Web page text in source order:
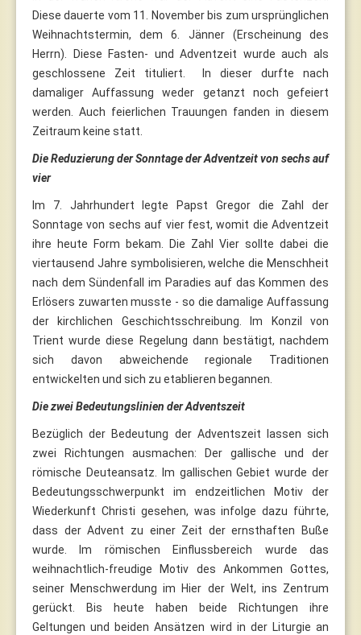
Diese dauerte vom 11. November bis zum ursprünglichen
Weihnachtstermin, dem 6. Jänner (Erscheinung des
Herrn). Diese Fasten- und Adventzeit wurde auch als
geschlossene Zeit tituliert. In dieser durfte nach
damaliger Auffassung weder getanzt noch gefeiert
werden. Auch feierlichen Trauungen fanden in diesem
Zeitraum keine statt.
Die Reduzierung der Sonntage der Adventzeit von sechs auf
vier
Im 7. Jahrhundert legte Papst Gregor die Zahl der
Sonntage von sechs auf vier fest, womit die Adventzeit
ihre heute Form bekam. Die Zahl Vier sollte dabei die
viertausend Jahre symbolisieren, welche die Menschheit
nach dem Sündenfall im Paradies auf das Kommen des
Erlösers zuwarten musste - so die damalige Auffassung
der kirchlichen Geschichtsschreibung. Im Konzil von
Trient wurde diese Regelung dann bestätigt, nachdem
sich davon abweichende regionale Traditionen
entwickelten und sich zu etablieren begannen.
Die zwei Bedeutungslinien der Adventszeit
Bezüglich der Bedeutung der Adventszeit lassen sich
zwei Richtungen ausmachen: Der gallische und der
römische Deuteansatz. Im gallischen Gebiet wurde der
Bedeutungsschwerpunkt im endzeitlichen Motiv der
Wiederkunft Christi gesehen, was infolge dazu führte,
dass der Advent zu einer Zeit der ernsthaften Buße
wurde. Im römischen Einflussbereich wurde das
weihnachtlich-freudige Motiv des Ankommen Gottes,
seiner Menschwerdung im Hier der Welt, ins Zentrum
gerückt. Bis heute haben beide Richtungen ihre
Geltungen und beiden Ansätzen wird in der Liturgie an